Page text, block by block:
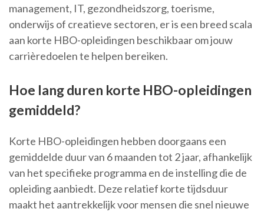
management, IT, gezondheidszorg, toerisme,
onderwijs of creatieve sectoren, er is een breed scala
aan korte HBO-opleidingen beschikbaar om jouw
carrièredoelen te helpen bereiken.
Hoe lang duren korte HBO-opleidingen
gemiddeld?
Korte HBO-opleidingen hebben doorgaans een
gemiddelde duur van 6 maanden tot 2 jaar, afhankelijk
van het specifieke programma en de instelling die de
opleiding aanbiedt. Deze relatief korte tijdsduur
maakt het aantrekkelijk voor mensen die snel nieuwe